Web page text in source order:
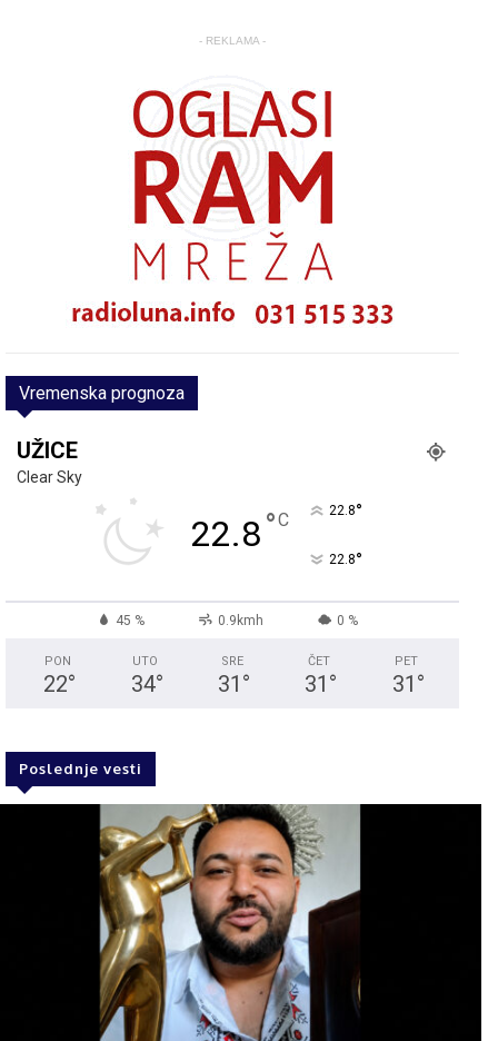
- REKLAMA -
Vremenska prognoza
UŽICE
Clear Sky
22.8°C 22.8°
22.8°
45 % 0.9kmh 0 %
PON
22°
UTO
34°
SRE
31 °
ČET
31 °
PET
31 °
Poslednje vesti